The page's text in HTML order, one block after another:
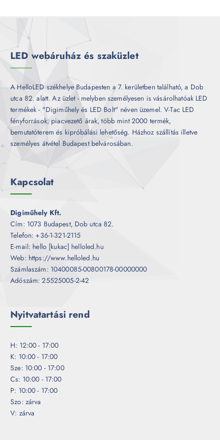
LED webáruház és szaküzlet
A HelloLED székhelye Budapesten a 7. kerületben található, a Dob
utca 82. alatt. Az üzlet - melyben személyesen is vásárolhatóak LED
termékek - "Digiműhely és LED Bolt" néven üzemel. V-Tac LED
fényforrások, piacvezető árak, több mint 2000 termék,
bemutatóterem és kipróbálási lehetőség. Házhoz szállítás illetve
személyes átvétel Budapest belvárosában.
Kapcsolat
Digiműhely Kft.
Cím: 1073 Budapest, Dob utca 82.
Telefon: +36-1-321-2115
E-mail: hello [kukac] helloled.hu
Web: https://www.helloled.hu
Számlaszám: 10400085-00800178-00000000
Adószám: 25525005-2-42
Nyitvatartási rend
H: 12:00 - 17:00
K: 10:00 - 17:00
Sze: 10:00 - 17:00
Cs: 10:00 - 17:00
P: 10:00 - 17:00
Szo: zárva
V: zárva